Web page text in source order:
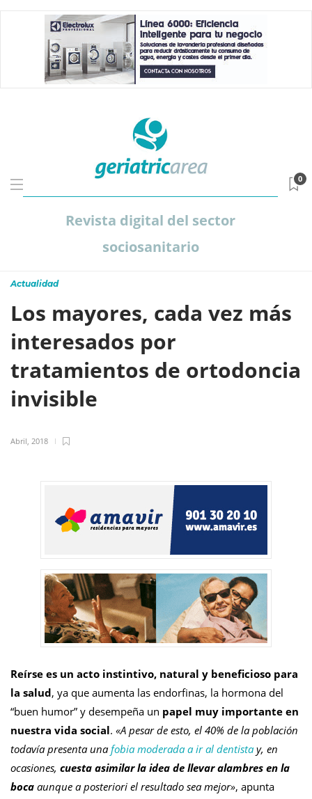
Revista digital del sector
sociosanitario
0
Actualidad
Los mayores, cada vez más
interesados por
tratamientos de ortodoncia
invisible
Abril, 2018
Reírse es un acto instintivo, natural y beneficioso para
la salud, ya que aumenta las endorfinas, la hormona del
“buen humor” y desempeña un papel muy importante en
nuestra vida social. «A pesar de esto, el 40% de la población
todavía presenta una fobia moderada a ir al dentista y, en
ocasiones, cuesta asimilar la idea de llevar alambres en la
boca aunque a posteriori el resultado sea mejor», apunta